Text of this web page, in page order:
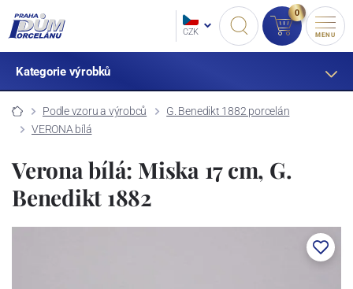
CZK
0
MENU
Kategorie výrobků
Podle vzoru a výrobců
G. Benedikt 1882 porcelán
VERONA bílá
Verona bílá: Miska 17 cm, G.
Benedikt 1882